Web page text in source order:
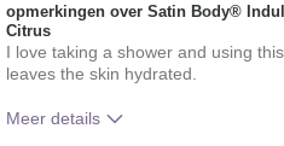
opmerkingen over Satin Body®
Citrus
I love taking a shower and using
leaves the skin hydrated.
Meer details